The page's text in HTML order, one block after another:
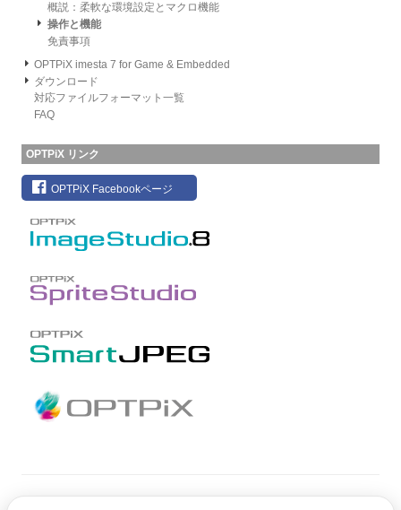
概説：柔軟な環境設定とマクロ機能
操作と機能
免責事項
OPTPiX imesta 7 for Game & Embedded
ダウンロード
対応ファイルフォーマット一覧
FAQ
OPTPiX リンク
OPTPiX Facebookページ